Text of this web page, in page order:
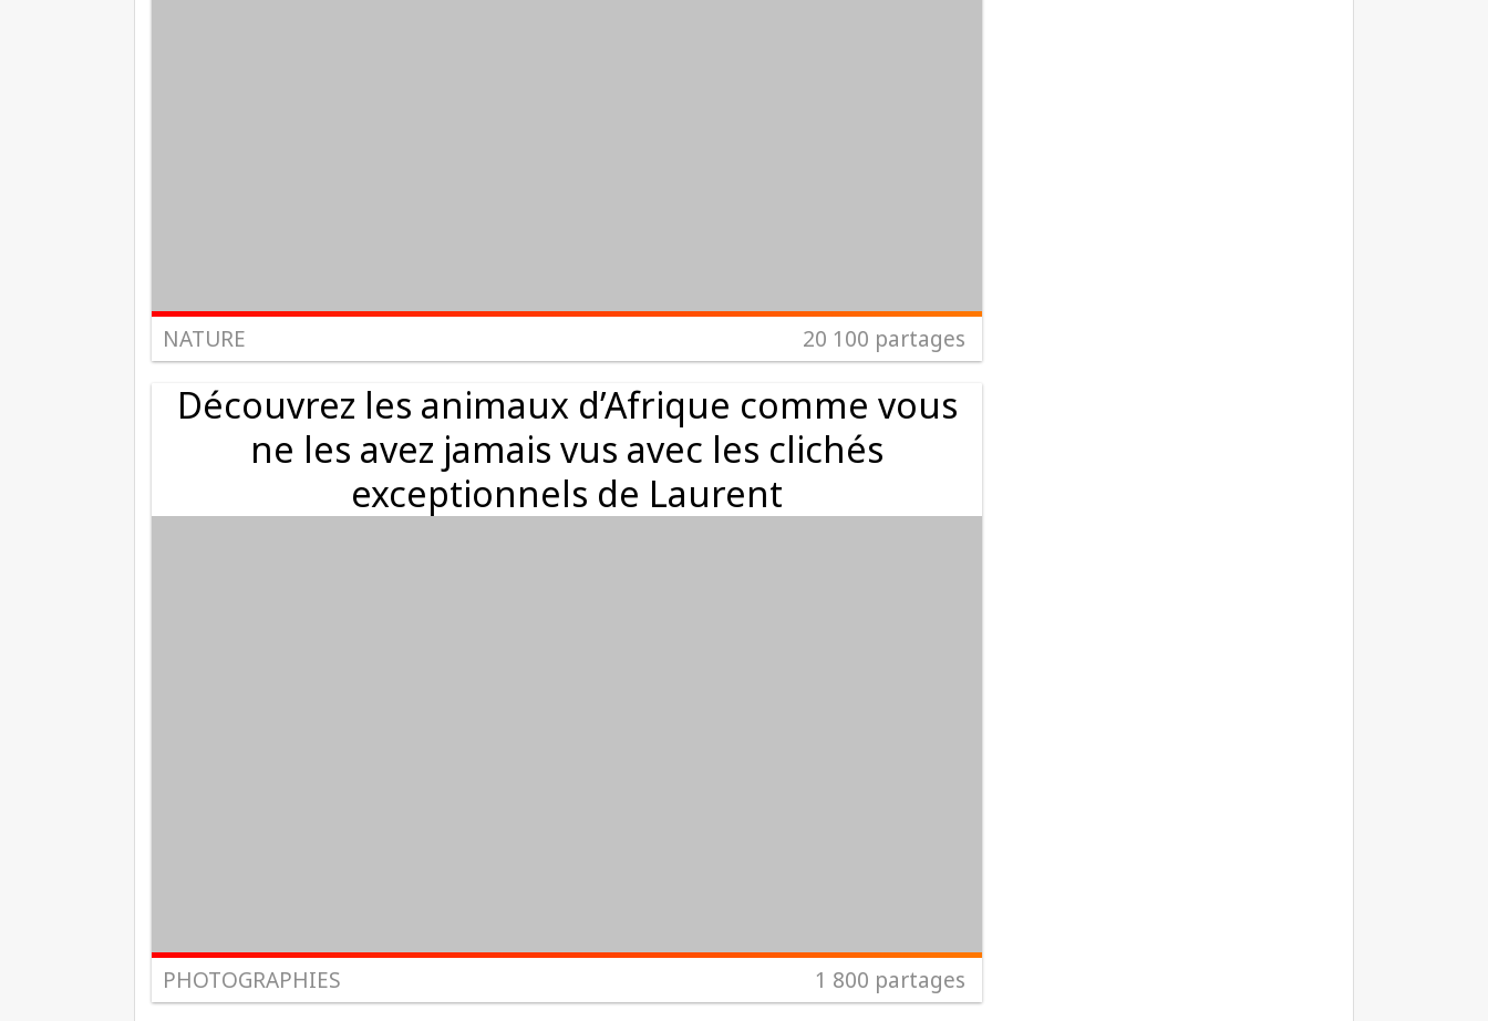
NATURE 20 100 partages
Découvrez les animaux d’Afrique comme vous
ne les avez jamais vus avec les clichés
exceptionnels de Laurent
PHOTOGRAPHIES 1 800 partages